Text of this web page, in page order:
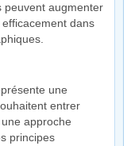
peuvent augmenter
dans
une
entrer
approche
principes